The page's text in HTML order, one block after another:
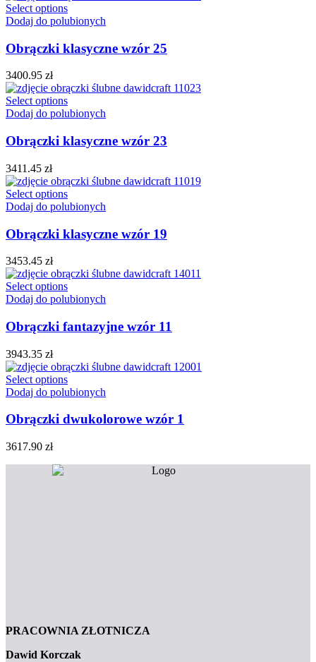
Select options
Dodaj do polubionych
Obrączki klasyczne wzór 25
3400.95 zł
Select options
Dodaj do polubionych
Obrączki klasyczne wzór 23
3411.45 zł
Select options
Dodaj do polubionych
Obrączki klasyczne wzór 19
3453.45 zł
Select options
Dodaj do polubionych
Obrączki fantazyjne wzór 11
3943.35 zł
Select options
Dodaj do polubionych
Obrączki dwukolorowe wzór 1
3617.90 zł
PRACOWNIA ZŁOTNICZA
Dawid Korczak